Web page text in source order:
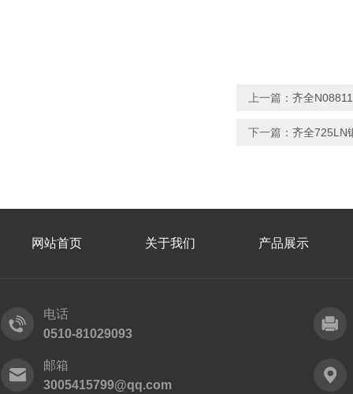
上一篇： 齐全
下一篇： 齐全725LN
网站首页 关于我们 产品展示
电话
0510-81029093
邮箱
3005415799@qq.com